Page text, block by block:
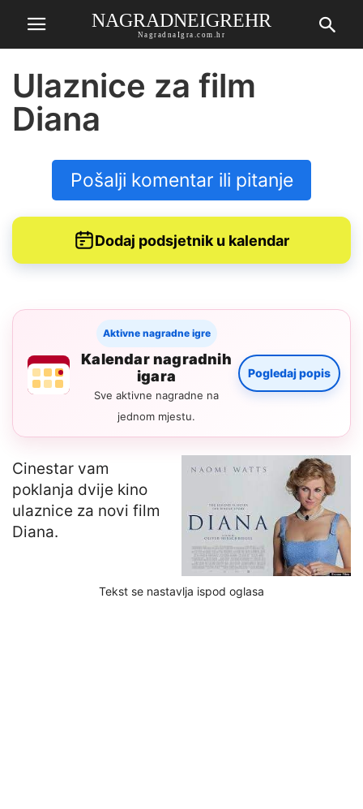
NAGRADNEIGREHR
NagradnaIgra.com.hr
Ulaznice za film
Diana
Pošalji komentar ili pitanje
Dodaj podsjetnik u kalendar
Aktivne nagradne igre
Kalendar nagradnih
igara
Sve aktivne nagradne na
jednom mjestu.
Pogledaj popis
Cinestar vam
poklanja dvije kino
ulaznice za novi film
Diana.
Tekst se nastavlja ispod oglasa